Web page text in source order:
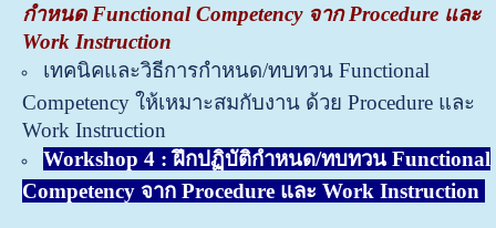
กำหนด Functional Competency จาก Procedure และ
Work Instruction
เทคนิคและวิธีการกำหนด/ทบทวน Functional
Competency ให้เหมาะสมกับงาน ด้วย Procedure และ
Work Instruction
Workshop 4 : ฝึกปฏิบัติกำหนด/ทบทวน Functional
Competency จาก Procedure และ Work Instruction